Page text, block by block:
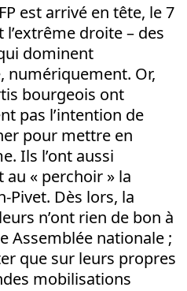
est arrivé en tête, le 7
l’extrême droite – des
dominent
numériquement. Or,
bourgeois ont
pas l’intention de
pour mettre en
Ils l’ont aussi
« perchoir » la
Pivet. Dès lors, la
n’ont rien de bon à
Assemblée nationale ;
que sur leurs propres
mobilisations